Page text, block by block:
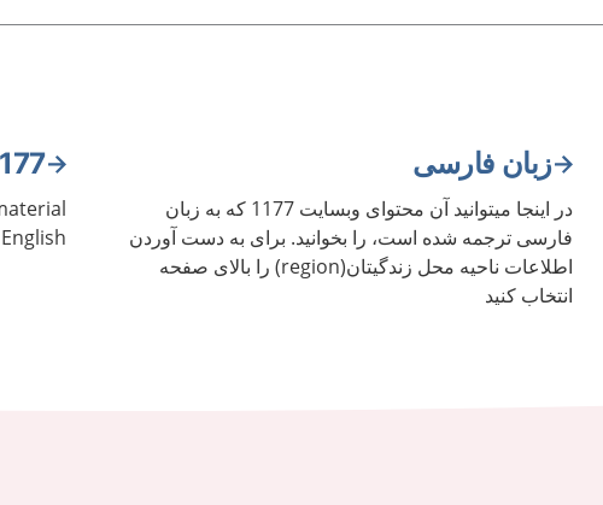
زبان فارسی
در اینجا میتوانید آن محتوای وبسایت 1177 که به زبان
فارسی ترجمه شده است، را بخوانید. برای به دست آوردن
اطلاعات ناحیه محل زندگیتان(region) را بالای صفحه
انتخاب کنید
other languages